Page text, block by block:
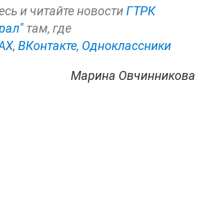
и читайте новостиГТРК
там, где
, ВКонтакте, Одноклассники
Марина Овчинникова